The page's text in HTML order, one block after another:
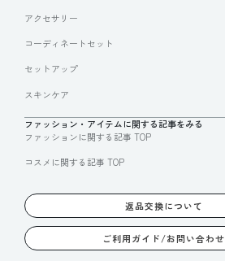
アクセサリー
コーディネートセット
セットアップ
スキンケア
ファッション・アイテムに関する記事をみる
ファッションに関する記事 TOP
コスメに関する記事 TOP
返品交換について
ご利用ガイド/お問い合わせ